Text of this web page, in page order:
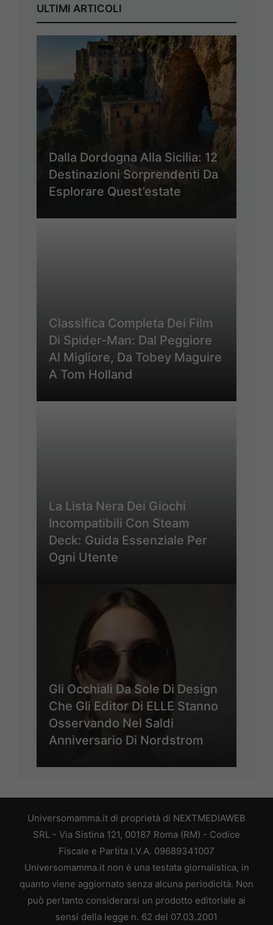
ULTIMI ARTICOLI
Dalla Dordogna Alla Sicilia: 12
Destinazioni Sorprendenti Da
Esplorare Quest’estate
Classifica Completa Dei Film
Di Spider-Man: Dal Peggiore
Al Migliore, Da Tobey Maguire
A Tom Holland
La Lista Nera Dei Giochi
Incompatibili Con Steam
Deck: Guida Essenziale Per
Ogni Utente
Gli Occhiali Da Sole Di Design
Che Gli Editor Di ELLE Stanno
Osservando Nel Saldi
Anniversario Di Nordstrom
Universomamma.it di proprietà di NEXTMEDIAWEB
SRL - Via Sistina 121, 00187 Roma (RM) - Codice
Fiscale e Partita I.V.A. 09689341007
Universomamma.it non è una testata giornalistica, in
quanto viene aggiornato senza alcuna periodicità. Non
può pertanto considerarsi un prodotto editoriale ai
sensi della legge n. 62 del 07.03.2001